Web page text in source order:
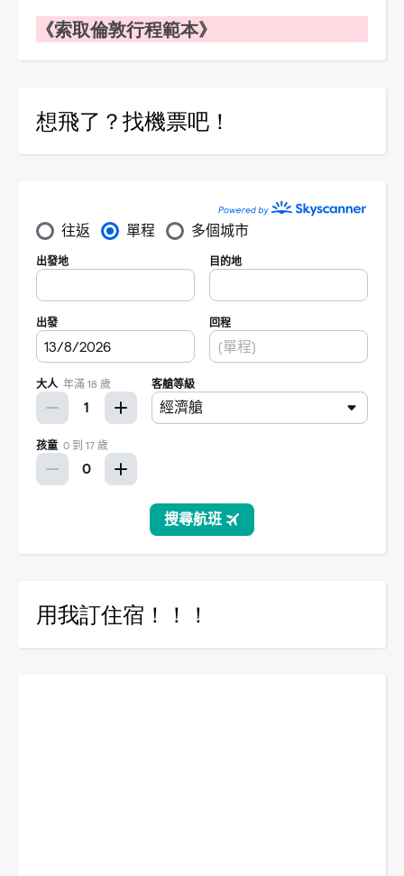
《索取倫敦行程範本》
想飛了？找機票吧！
用我訂住宿！！！